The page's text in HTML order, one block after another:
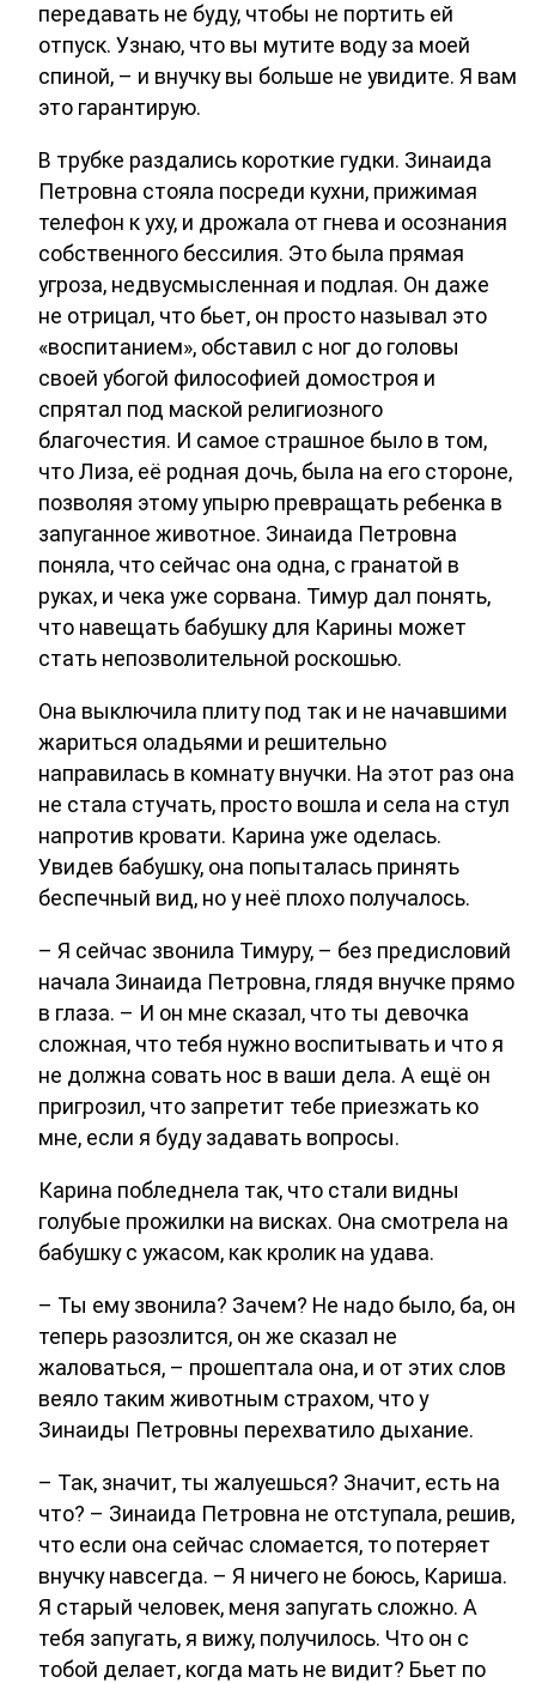
передавать не буду, чтобы не портить ей
отпуск. Узнаю, что вы мутите воду за моей
спиной, – и внучку вы больше не увидите. Я вам
это гарантирую.
В трубке раздались короткие гудки. Зинаида
Петровна стояла посреди кухни, прижимая
телефон к уху, и дрожала от гнева и осознания
собственного бессилия. Это была прямая
угроза, недвусмысленная и подлая. Он даже
не отрицал, что бьет, он просто называл это
«воспитанием», обставил с ног до головы
своей убогой философией домостроя и
спрятал под маской религиозного
благочестия. И самое страшное было в том,
что Лиза, её родная дочь, была на его стороне,
позволяя этому упырю превращать ребенка в
запуганное животное. Зинаида Петровна
поняла, что сейчас она одна, с гранатой в
руках, и чека уже сорвана. Тимур дал понять,
что навещать бабушку для Карины может
стать непозволительной роскошью.
Она выключила плиту под так и не начавшими
жариться оладьями и решительно
направилась в комнату внучки. На этот раз она
не стала стучать, просто вошла и села на стул
напротив кровати. Карина уже оделась.
Увидев бабушку, она попыталась принять
беспечный вид, но у неё плохо получалось.
– Я сейчас звонила Тимуру, – без предисловий
начала Зинаида Петровна, глядя внучке прямо
в глаза. – И он мне сказал, что ты девочка
сложная, что тебя нужно воспитывать и что я
не должна совать нос в ваши дела. А ещё он
пригрозил, что запретит тебе приезжать ко
мне, если я буду задавать вопросы.
Карина побледнела так, что стали видны
голубые прожилки на висках. Она смотрела на
бабушку с ужасом, как кролик на удава.
– Ты ему звонила? Зачем? Не надо было, ба, он
теперь разозлится, он же сказал не
жаловаться, – прошептала она, и от этих слов
веяло таким животным страхом, что у
Зинаиды Петровны перехватило дыхание.
– Так, значит, ты жалуешься? Значит, есть на
что? – Зинаида Петровна не отступала, решив,
что если она сейчас сломается, то потеряет
внучку навсегда. – Я ничего не боюсь, Кариша.
Я старый человек, меня запугать сложно. А
тебя запугать, я вижу, получилось. Что он с
тобой делает, когда мать не видит? Бьет по